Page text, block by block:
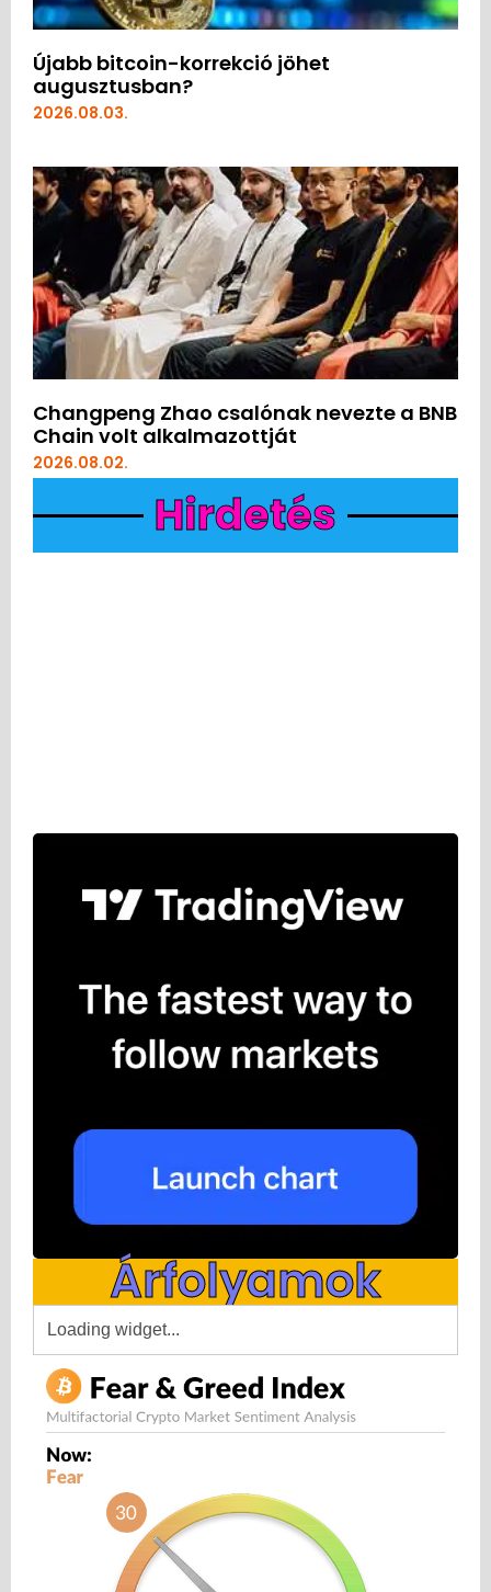
Újabb bitcoin-korrekció jöhet
augusztusban?
2026.08.03.
Changpeng Zhao csalónak nevezte a BNB
Chain volt alkalmazottját
2026.08.02.
Hirdetés
Árfolyamok